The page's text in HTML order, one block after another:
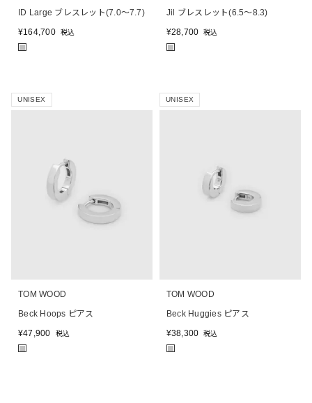
ID Large ブレスレット(7.0～7.7)
¥164,700 税込
■
Jil ブレスレット(6.5～8.3)
¥28,700 税込
■
UNISEX
TOM WOOD
Beck Hoops ピアス
¥47,900 税込
UNISEX
TOM WOOD
Beck Huggies ピアス
¥38,300 税込